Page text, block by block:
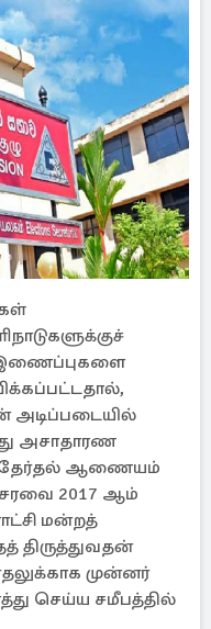
இணைப்புகளை
அடிப்படையில்
அசாதாரண
தேர்தல் ஆணையம்
2017 ஆம்
மன்றத்
திருத்துவதன்
முன்னர்
செய்ய சமீபத்தில்